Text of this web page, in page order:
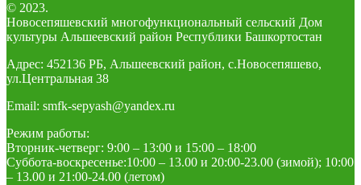
© 2023.
Новосепяшевский многофункциональный сельский Дом
культуры Альшеевский район Республики Башкортостан
Адрес: 452136 РБ, Альшеевский район, с.Новосепяшево,
ул.Центральная 38
Email: smfk-sepyash@yandex.ru
Режим работы:
Вторник-четверг: 9:00 – 13:00 и 15:00 – 18:00
Суббота-воскресенье:10:00 – 13.00 и 20:00-23.00 (зимой); 10:00
– 13.00 и 21:00-24.00 (летом)